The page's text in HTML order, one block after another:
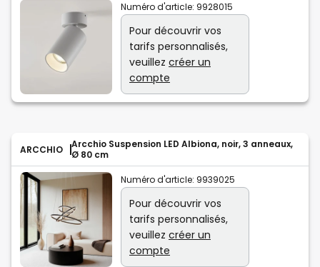
Numéro d'article: 9928015
Pour découvrir vos
tarifs personnalisés,
veuillez créer un
compte
ARCCHIO
Arcchio Suspension LED Albiona, noir, 3 anneaux,
Ø 80 cm
Numéro d'article: 9939025
Pour découvrir vos
tarifs personnalisés,
veuillez créer un
compte